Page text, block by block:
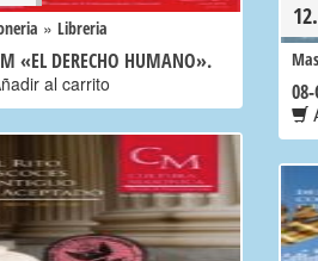
» Libreria
«EL DERECHO HUMANO».
al carrito